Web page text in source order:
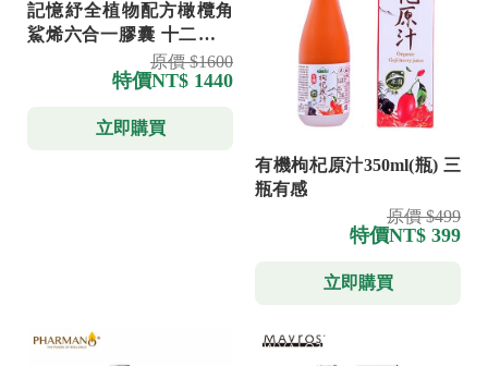
記憶紓全植物配方橄欖角
鯊烯六合一膠囊 十二盒送
原價 $1600
特價NT$ 1440
立即購買
有機枸杞原汁350ml(瓶) 三
瓶有感
原價 $499
特價NT$ 399
立即購買